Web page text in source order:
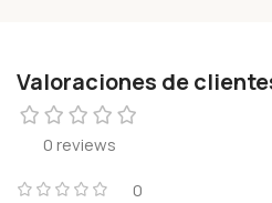
Valoraciones de
0 reviews
0